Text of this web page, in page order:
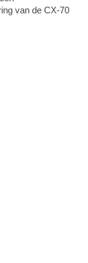
van de CX-70